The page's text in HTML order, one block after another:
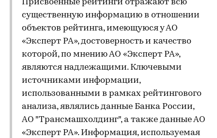
Присвоенные рейтинги отражают всю
существенную информацию в отношении
объектов рейтинга, имеющуюся у АО
«Эксперт РА», достоверность и качество
которой, по мнению АО «Эксперт РА»,
являются надлежащими. Ключевыми
источниками информации,
использованными в рамках рейтингового
анализа, являлись данные Банка России,
АО "Трансмашхолдинг", а также данные АО
«Эксперт РА». Информация, используемая